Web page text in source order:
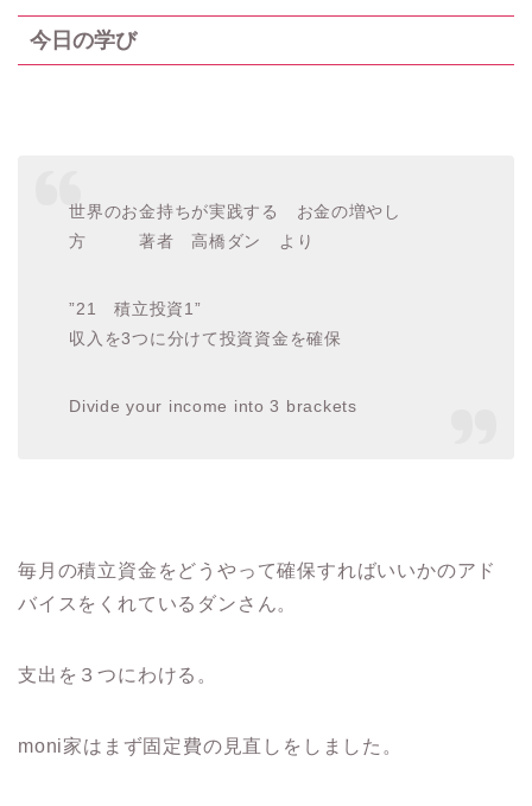
今日の学び
世界のお金持ちが実践する お金の増やし
方 著者 高橋ダン より
”21 積立投資1”
収入を3つに分けて投資資金を確保
Divide your income into 3 brackets
毎月の積立資金をどうやって確保すればいいかのアド
バイスをくれているダンさん。
支出を３つにわける。
moni家はまず固定費の見直しをしました。